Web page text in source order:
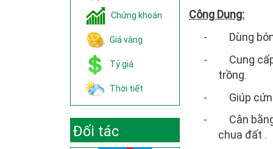
Chứng khoán
Giá vàng
Tỷ giá
Thời tiết
Đối tác
Công Dụng:
-
Dùng
- Cung cấp
trồng.
- Giúp cứng
- Cân bằng
chua đất .